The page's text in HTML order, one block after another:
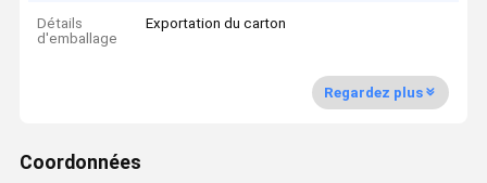
Détails
d'emballage
Exportation du carton
Regardez plus
Coordonnées